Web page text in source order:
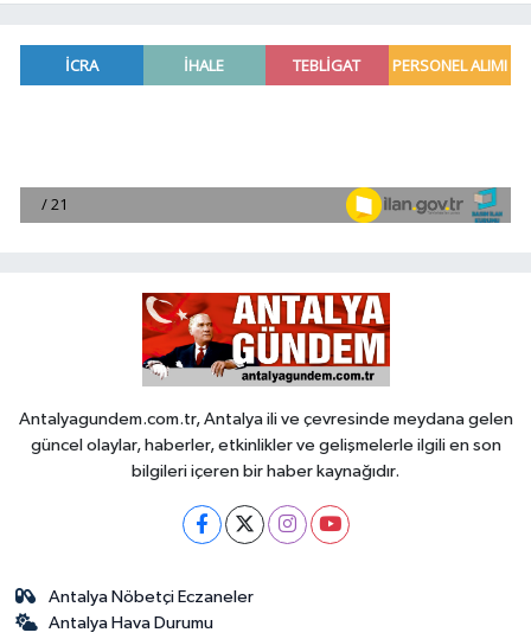
Antalyagundem.com.tr, Antalya ili ve çevresinde meydana gelen
güncel olaylar, haberler, etkinlikler ve gelişmelerle ilgili en son
bilgileri içeren bir haber kaynağıdır.
Antalya Nöbetçi Eczaneler
Antalya Hava Durumu